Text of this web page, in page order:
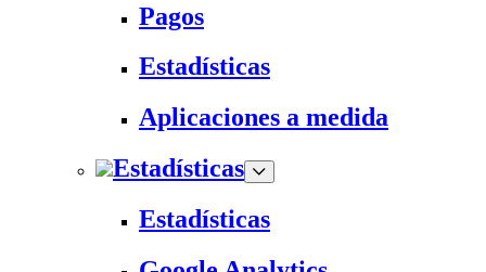
Pagos
Estadísticas
Aplicaciones a medida
Estadísticas
Estadísticas